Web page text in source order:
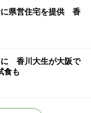
に県営住宅を提供 香
に 香川大生が大阪で
食も